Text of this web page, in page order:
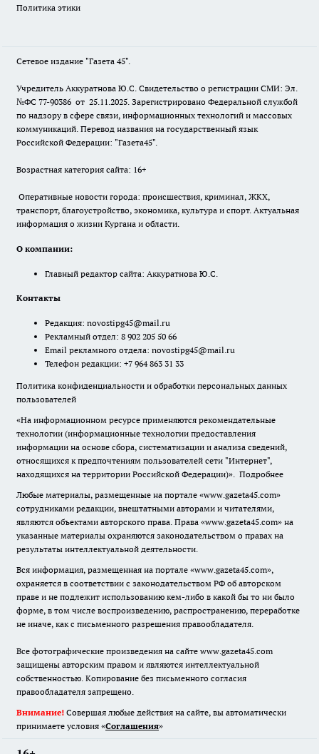
Политика этики
Сетевое издание "Газета 45".
Учредитель Аккуратнова Ю.С. Свидетельство о регистрации СМИ: Эл.
№ФС 77-90386 от 25.11.2025. Зарегистрировано Федеральной службой
по надзору в сфере связи, информационных технологий и массовых
коммуникаций. Перевод названия на государственный язык
Российской Федерации: "Газета45".
Возрастная категория сайта: 16+
Оперативные новости города: происшествия, криминал, ЖКХ,
транспорт, благоустройство, экономика, культура и спорт. Актуальная
информация о жизни Кургана и области.
О компании:
Главный редактор сайта: Аккуратнова Ю.С.
Контакты
Редакция: novostipg45@mail.ru
Рекламный отдел: 8 902 205 50 66
Email рекламного отдела: novostipg45@mail.ru
Телефон редакции: +7 964 863 31 33
Политика конфиденциальности и обработки персональных данных
пользователей
«На информационном ресурсе применяются рекомендательные
технологии (информационные технологии предоставления
информации на основе сбора, систематизации и анализа сведений,
относящихся к предпочтениям пользователей сети "Интернет",
находящихся на территории Российской Федерации)». Подробнее
Любые материалы, размещенные на портале «www.gazeta45.com»
сотрудниками редакции, внештатными авторами и читателями,
являются объектами авторского права. Права «www.gazeta45.com» на
указанные материалы охраняются законодательством о правах на
результаты интеллектуальной деятельности.
Вся информация, размещенная на портале «www.gazeta45.com»,
охраняется в соответствии с законодательством РФ об авторском
праве и не подлежит использованию кем-либо в какой бы то ни было
форме, в том числе воспроизведению, распространению, переработке
не иначе, как с письменного разрешения правообладателя.
Все фотографические произведения на сайте www.gazeta45.com
защищены авторским правом и являются интеллектуальной
собственностью. Копирование без письменного согласия
правообладателя запрещено.
Внимание! Совершая любые действия на сайте, вы автоматически
принимаете условия «Cоглашения»